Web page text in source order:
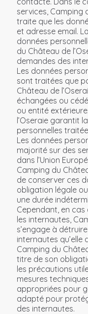
services, Camping
traite que les
et adresse email.
données
du Château de
demandes des
Les données
sont traitées que
Château de
échangées ou
ou entité
l’Oseraie garantit
personnelles
Les données
majorité sur des
dans l’Union
Camping du
de conserver ces
obligation légale
une durée
Cependant, en cas
les internautes,
s’engage à
internautes qu’elle
Camping du
titre de son
les précautions
mesures
appropriées pour
adapté pour
des internautes.